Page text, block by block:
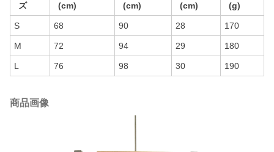
ズ
(cm)
(cm)
(cm)
(g)
S 68 90 28 170
M 72 94 29 180
L 76 98 30 190
商品画像